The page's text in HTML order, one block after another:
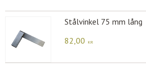
Stålvinkel 75 mm lång
82,00
KR